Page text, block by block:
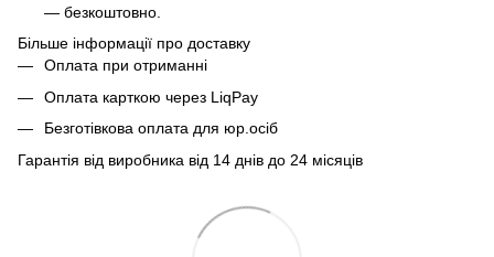
— безкоштовно.
Більше інформації про доставку
Оплата при отриманні
Оплата карткою через LiqPay
Безготівкова оплата для юр.осіб
Гарантія від виробника від 14 днів до 24 місяців